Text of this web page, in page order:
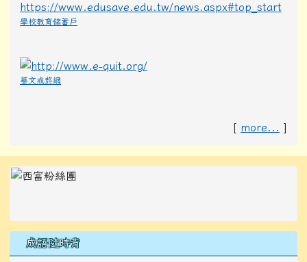
學校教育储蓄戶
華文戒菸網
[ more... ]
左邊區域內容
成語隨時背